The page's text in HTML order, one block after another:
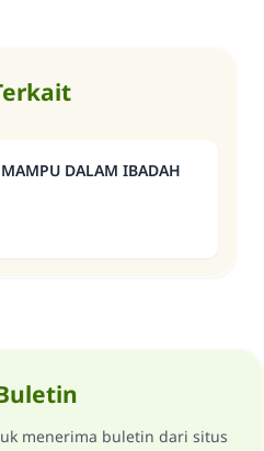
DALAM IBADAH
menerima buletin dari situs